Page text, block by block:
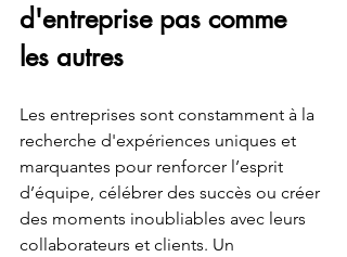
d'entreprise pas comme
les autres
Les entreprises sont constamment à la
recherche d'expériences uniques et
marquantes pour renforcer l’esprit
d’équipe, célébrer des succès ou créer
des moments inoubliables avec leurs
collaborateurs et clients. Un